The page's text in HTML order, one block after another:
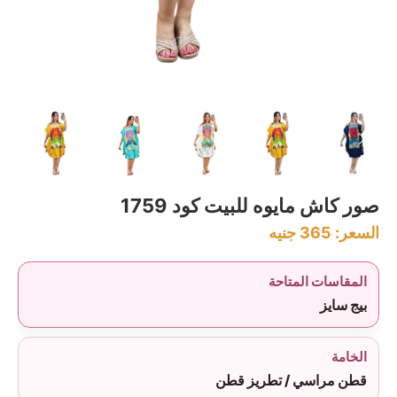
صور كاش مايوه للبيت كود 1759
السعر: 365 جنيه
المقاسات المتاحة
بيج سايز
الخامة
قطن مراسي / تطريز قطن